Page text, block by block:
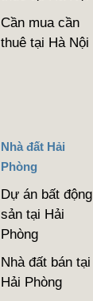
Cần mua cần
thuê tại Hà Nội
Nhà đất Hải
Phòng
Dự án bất động
sản tại Hải
Phòng
Nhà đất bán tại
Hải Phòng